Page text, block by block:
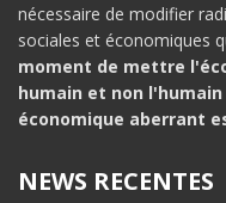
nécessaire de modifier
sociales et économiques
moment de mettre
humain et non
économique aberrant
NEWS RECENTES